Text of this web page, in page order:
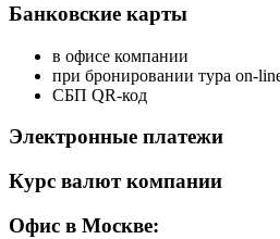
Банковские карты
в офисе компании
при бронировании тура on-
СБП QR-код
Электронные платежи
Курс валют компании
Офис в Москве: